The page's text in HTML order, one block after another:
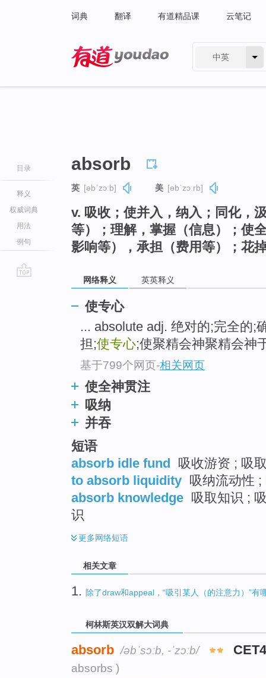
词典 翻译 有道精品课 云笔记
中英
目录
释义
权威词典
用法
例句
absorb
英 [əbˈzɔːb] 美 [əbˈzɔːrb]
v. 吸收；使并入，纳入；同化，
等）；理解，掌握（信息）；使
影响等），承担（费用等）；花
网络释义 英英释义
使专心
... absolute adj. 绝对的;完全的;
担;使专心;使聚精会神聚精会神
基于799个网页-相关网页
使全神贯注
吸纳
并吞
短语
absorb idle fund 吸收游资 ; 吸
to absorb liquidity 吸纳流动性
absorb knowledge 吸取知识 ;
识
更多网络短语
相关文章
1. 除了draw和appeal，“吸引某人（的注意力）”有
柯林斯英汉双解大词典
absorb /əbˈsɔːb, -ˈzɔːb/
absorbs )